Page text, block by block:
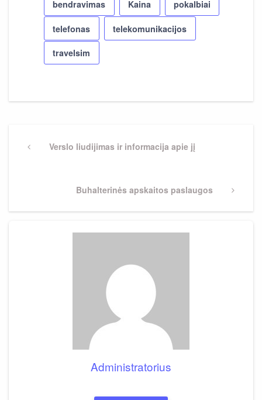
bendravimas Kaina pokalbiai
telefonas telekomunikacijos
travelsim
tarpPreviousVerslo liudijimas ir informacija apie jį
Next
Buhalterinės apskaitos paslaugos
Administratorius